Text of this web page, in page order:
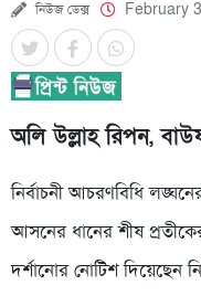
নিউজ ডেক্স February
অলি উল্লাহ রিপন,
নির্বাচনী আচরণবিধি
আসনের ধানের শীষ
দর্শানোর নোটিশ দিয়েছেন